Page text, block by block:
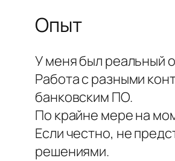
Опыт
У меня был реальный
Работа с разными
банковским ПО.
По крайне мере на
Если честно, не
решениями.